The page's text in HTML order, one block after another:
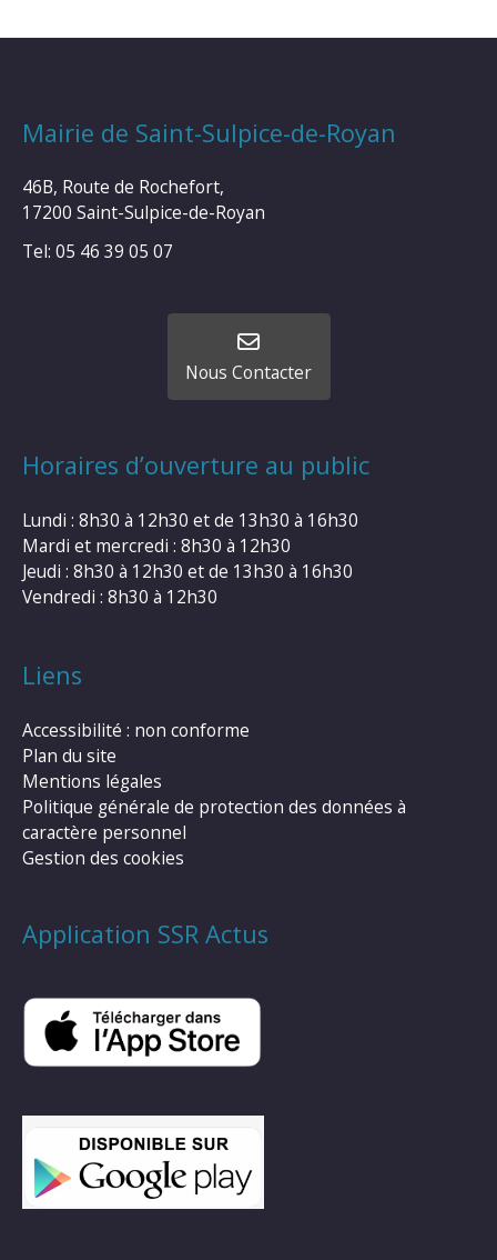
Mairie de Saint-Sulpice-de-Royan
46B, Route de Rochefort,
17200 Saint-Sulpice-de-Royan
Tel: 05 46 39 05 07
Nous Contacter
Horaires d’ouverture au public
Lundi : 8h30 à 12h30 et de 13h30 à 16h30
Mardi et mercredi : 8h30 à 12h30
Jeudi : 8h30 à 12h30 et de 13h30 à 16h30
Vendredi : 8h30 à 12h30
Liens
Accessibilité : non conforme
Plan du site
Mentions légales
Politique générale de protection des données à
caractère personnel
Gestion des cookies
Application SSR Actus